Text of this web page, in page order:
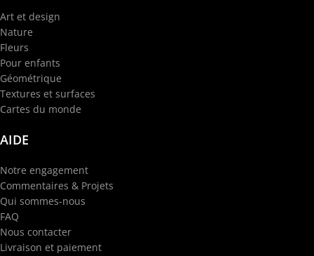
Art et design
Nature
Fleurs
Pour enfants
Géométrique
Textures et surfaces
Cartes du monde
AIDE
Notre engagement
Commentaires & Projets
Qui sommes-nous
FAQ
Nous contacter
Livraison et paiement